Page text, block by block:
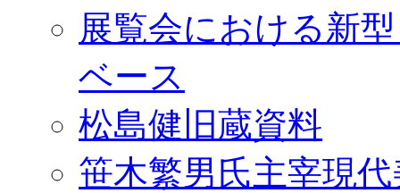
展覧会における新
ベース
松島健旧蔵資料
笹木繁男氏主宰現